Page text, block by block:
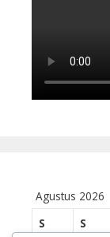
Agustus 2026
S
S